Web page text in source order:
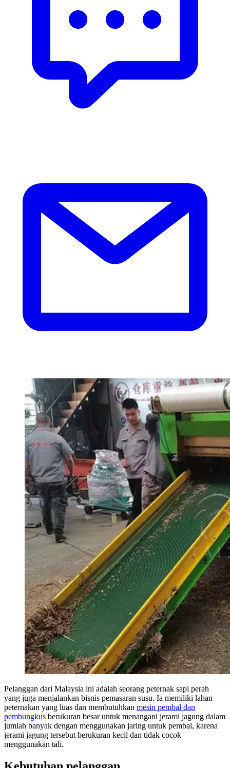
Pelanggan dari Malaysia ini adalah seorang peternak sapi perah
yang juga menjalankan bisnis pemasaran susu. Ia memiliki lahan
peternakan yang luas dan membutuhkan mesin pembal dan
pembungkus berukuran besar untuk menangani jerami jagung dalam
jumlah banyak dengan menggunakan jaring untuk pembal, karena
jerami jagung tersebut berukuran kecil dan tidak cocok
menggunakan tali.